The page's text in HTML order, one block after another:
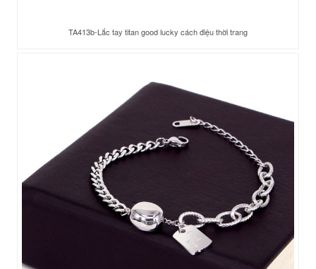
TA413b-Lắc tay titan good lucky cách điệu thời trang